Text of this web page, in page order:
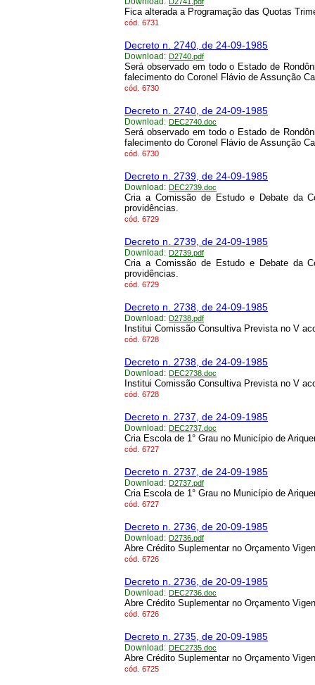
D2741.pdf
Fica alterada a Programação das Quotas
cód. 6731
Decreto n. 2740, de 24-09-1985
Download: D2740.pdf
Será observado em todo o Estado de
falecimento do Coronel Flávio de Assunção
cód. 6730
Decreto n. 2740, de 24-09-1985
Download: DEC2740.doc
Será observado em todo o Estado de
falecimento do Coronel Flávio de Assunção
cód. 6730
Decreto n. 2739, de 24-09-1985
Download: DEC2739.doc
Cria a Comissão de Estudo e Debate da
providências.
cód. 6729
Decreto n. 2739, de 24-09-1985
Download: D2739.pdf
Cria a Comissão de Estudo e Debate da
providências.
cód. 6729
Decreto n. 2738, de 24-09-1985
Download: D2738.pdf
Institui Comissão Consultiva Prevista no V
cód. 6728
Decreto n. 2738, de 24-09-1985
Download: DEC2738.doc
Institui Comissão Consultiva Prevista no V
cód. 6728
Decreto n. 2737, de 24-09-1985
Download: DEC2737.doc
Cria Escola de 1° Grau no Município de
cód. 6727
Decreto n. 2737, de 24-09-1985
Download: D2737.pdf
Cria Escola de 1° Grau no Município de
cód. 6727
Decreto n. 2736, de 20-09-1985
Download: D2736.pdf
Abre Crédito Suplementar no Orçamento
cód. 6726
Decreto n. 2736, de 20-09-1985
Download: DEC2736.doc
Abre Crédito Suplementar no Orçamento
cód. 6726
Decreto n. 2735, de 20-09-1985
Download: DEC2735.doc
Abre Crédito Suplementar no Orçamento
cód. 6725